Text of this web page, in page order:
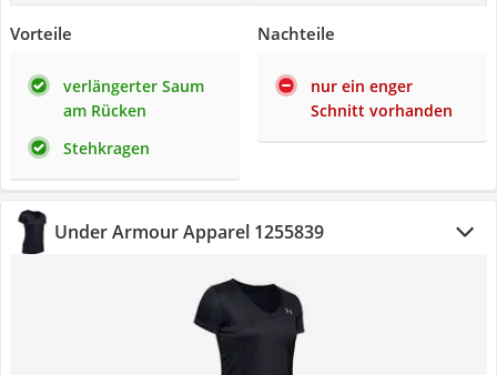
Vorteile
verlängerter Saum
am Rücken
Stehkragen
Nachteile
nur ein enger
Schnitt vorhanden
Under Armour Apparel 1255839